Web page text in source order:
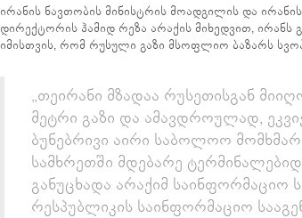
ირანის ნავთობის მინისტრის მოადგილის და
დირექტორის ჰამიდ რეზა არაქის მიხედვით, ირანს
იმისთვის, რომ რუსული გაზი მსოფლიო ბაზარს
„თეირანი მზადაა რუსეთისგან
მეტრი გაზი და ამავდროულად,
ბუნებრივი აირი საბოლოო
სამხრეთში მდებარე
განუცხადა არაქიმ საინფორმაციო
რესპუბლიკის საინფორმაციო